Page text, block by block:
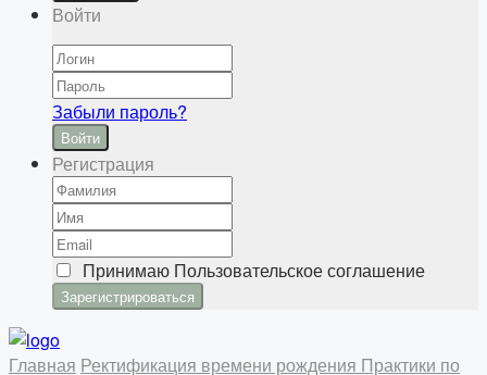
Войти
Забыли пароль?
Войти
Регистрация
Принимаю Пользовательское соглашение
Главная Ректификация времени рождения Практики по